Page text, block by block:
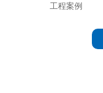
工程案例